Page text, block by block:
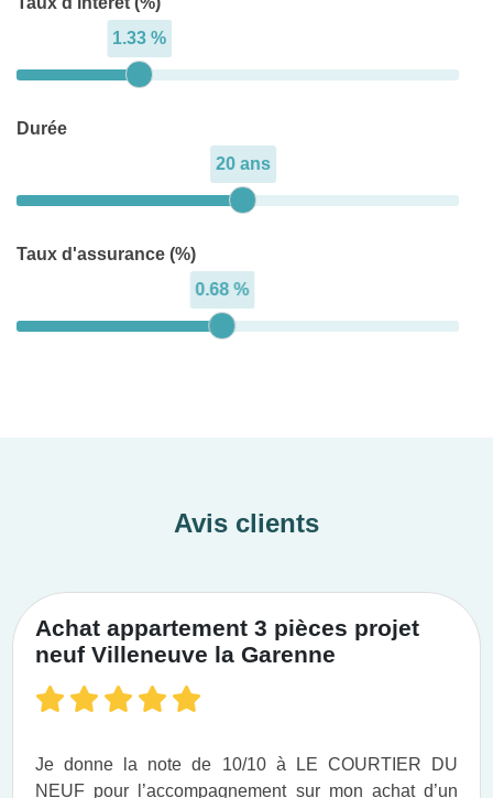
1.33 %
Durée
20 ans
Taux d'assurance (%)
0.68 %
Avis clients
Achat appartement 3 pièces projet
neuf Villeneuve la Garenne
Je donne la note de 10/10 à LE COURTIER DU
NEUF pour l’accompagnement sur mon achat d’un